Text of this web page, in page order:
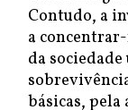
Contudo, a
a
da
básicas,